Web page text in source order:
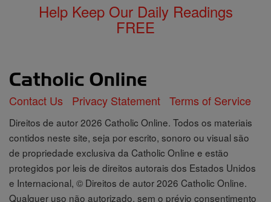
Help Keep Our Daily Readings
FREE
Contact Us Privacy Statement Terms of Service
Direitos de autor 2026 Catholic Online. Todos os materiais
contidos neste site, seja por escrito, sonoro ou visual são
de propriedade exclusiva da Catholic Online e estão
protegidos por leis de direitos autorais dos Estados Unidos
e Internacional, © Direitos de autor 2026 Catholic Online.
Qualquer uso não autorizado, sem o prévio consentimento